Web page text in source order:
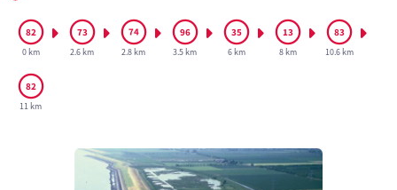
0 km 2.6 km 2.8 km 3.5 km 6 km 8 km 10.6 km
11 km